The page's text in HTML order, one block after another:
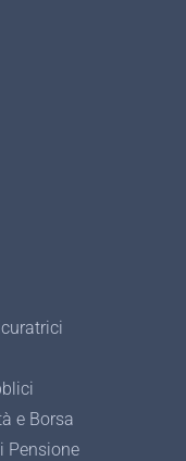
e Borsa
Pensione